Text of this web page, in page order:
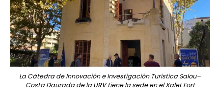
La Cátedra de Innovación e Investigación Turística Salou–
Costa Daurada de la URV tiene la sede en el Xalet Fort